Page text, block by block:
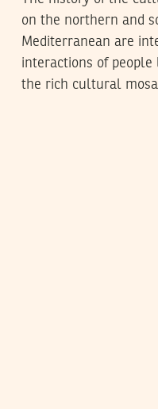
on the northern and
Mediterranean are
interactions of people
the rich cultural